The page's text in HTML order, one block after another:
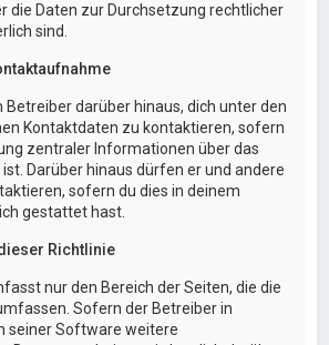
die Daten zur Durchsetzung rechtlicher
sind.
Betreiber darüber hinaus, dich unter den
Kontaktdaten zu kontaktieren, sofern
zentraler Informationen über das
Darüber hinaus dürfen er und andere
sofern du dies in deinem
gestattet hast.
Richtlinie
nur den Bereich der Seiten, die die
Sofern der Betreiber in
seiner Software weitere